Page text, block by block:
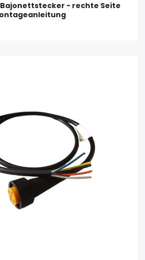
Bajonettstecker - rechte Seite